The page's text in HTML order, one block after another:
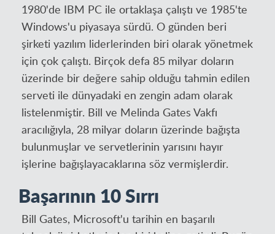
1980'de IBM PC ile ortaklaşa çalıştı ve 1985'te
Windows'u piyasaya sürdü. O günden beri
şirketi yazılım liderlerinden biri olarak yönetmek
için çok çalıştı. Birçok defa 85 milyar doların
üzerinde bir değere sahip olduğu tahmin edilen
serveti ile dünyadaki en zengin adam olarak
listelenmiştir. Bill ve Melinda Gates Vakfı
aracılığıyla, 28 milyar doların üzerinde bağışta
bulunmuşlar ve servetlerinin yarısını hayır
işlerine bağışlayacaklarına söz vermişlerdir.
Başarının 10 Sırrı
Bill Gates, Microsoft'u tarihin en başarılı